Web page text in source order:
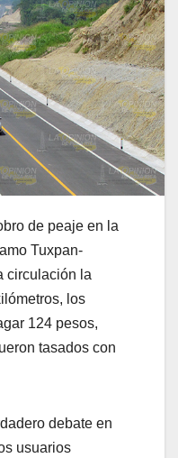
de peaje en la
Tuxpan-
circulación la
los
124 pesos,
tasados con
debate en
usuarios